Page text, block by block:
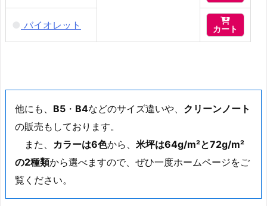
● バイオレット

カート
他にも、 B5 ・ B4などのサイズ違いや、 クリーンノート
の販売もしております。
また、 カラーは6色から、 米坪は64g/m²と72g/m²
の2種類から選べますので、ぜひ一度ホームページをご
覧ください。